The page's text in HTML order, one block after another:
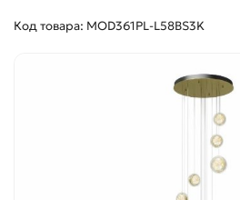
Код товара: MOD361PL-L58BS3K